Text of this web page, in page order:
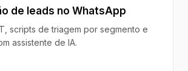
de leads no WhatsApp
scripts de triagem por segmento e
assistente de IA.